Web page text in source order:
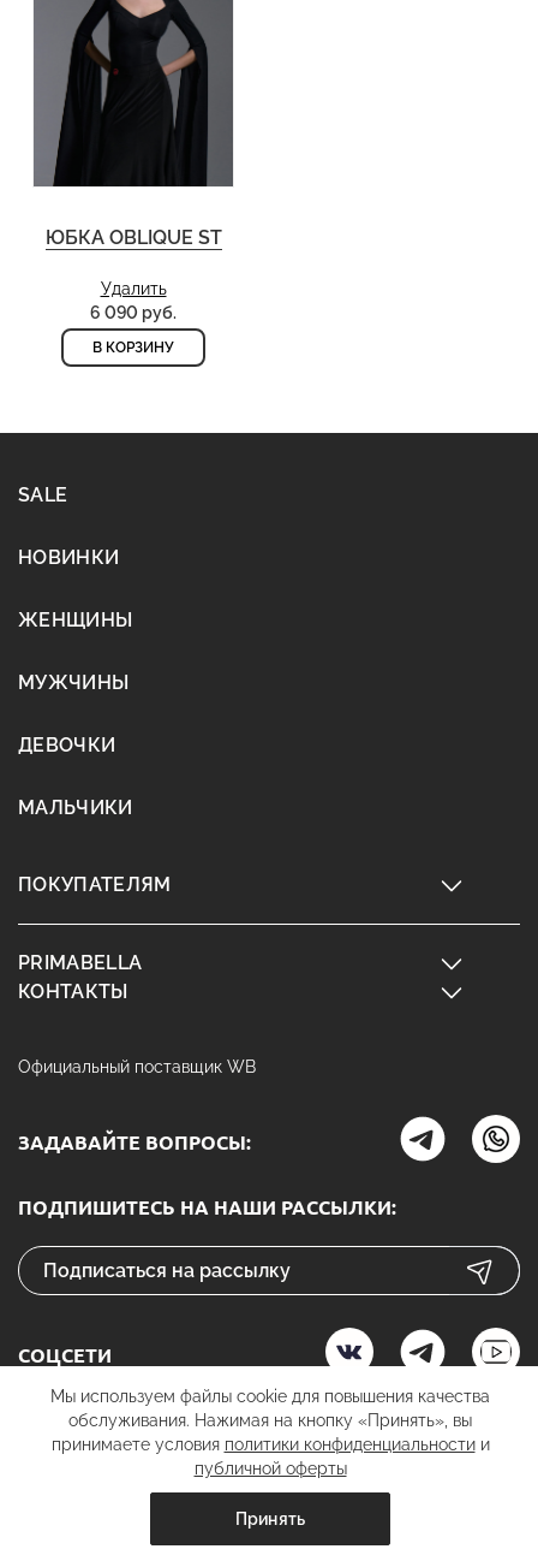
добавить в корзину
ЮБКА OBLIQUE ST
Удалить
6 090 руб.
В КОРЗИНУ
SALE
НОВИНКИ
ЖЕНЩИНЫ
МУЖЧИНЫ
ДЕВОЧКИ
МАЛЬЧИКИ
ПОКУПАТЕЛЯМ
PRIMABELLA
КОНТАКТЫ
Официальный поставщик WB
ЗАДАВАЙТЕ ВОПРОСЫ:
ПОДПИШИТЕСЬ НА НАШИ РАССЫЛКИ:
СОЦСЕТИ
Мы используем файлы cookie для повышения качества
обслуживания. Нажимая на кнопку «Принять», вы
принимаете условия политики конфиденциальностии
публичной оферты
Принять